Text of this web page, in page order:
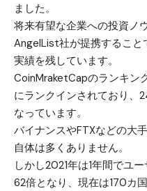
ました。
将来有望な企業への投資ノ
AngelList社が提携すること
実績を残しています。
CoinMraketCapのランキン
にランクインされており、
なっています。
バイナンスやFTXなどの大
自体は多くありません。
しかし2021年は1年間でユ
62倍となり、現在は170カ